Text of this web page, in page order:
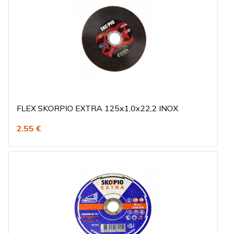
FLEX SKORPIO EXTRA 125x1,0x22,2 INOX
2.55 €